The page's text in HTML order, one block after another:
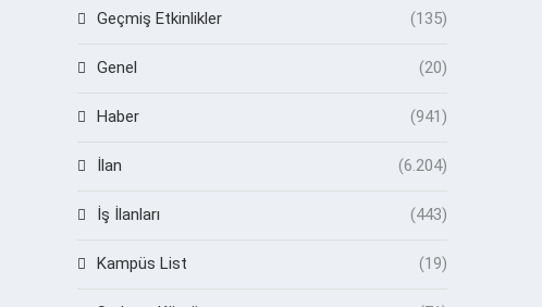
Geçmiş Etkinlikler (135)
Genel (20)
Haber (941)
İlan (6.204)
İş İlanları (443)
Kampüs List (19)